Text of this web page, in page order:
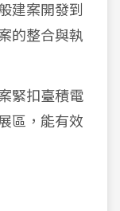
建案開發到
的整合與執
緊扣臺積電
區，能有效